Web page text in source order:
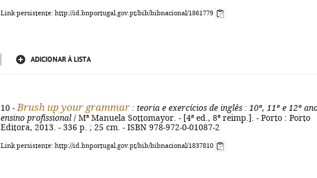
Link persistente: http://id.bnportugal.gov.pt/bib/bibnacional/1861779
ADICIONAR À LISTA
10 - Brush up your grammar : teoria e exercícios de inglês : 10º, 11º e 12º
ensino profissional / Mª Manuela Sottomayor. - [4ª ed., 8ª reimp.]. - Porto : Porto
Editora, 2013. - 336 p. ; 25 cm. - ISBN 978-972-0-01087-2
Link persistente: http://id.bnportugal.gov.pt/bib/bibnacional/1837810